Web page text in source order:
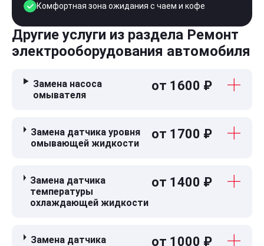
Комфортная зона ожидания с чаем и кофе
Другие услуги из раздела Ремонт
электрооборудования автомобиля
Замена насоса
омывателя
от 1600 ₽
Замена датчика уровня
омывающей жидкости
от 1700 ₽
Замена датчика
температуры
охлаждающей жидкости
от 1400 ₽
Замена датчика
от 1000 ₽